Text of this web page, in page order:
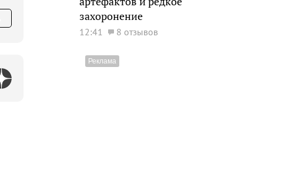
захоронение
12:41 8 отзывов